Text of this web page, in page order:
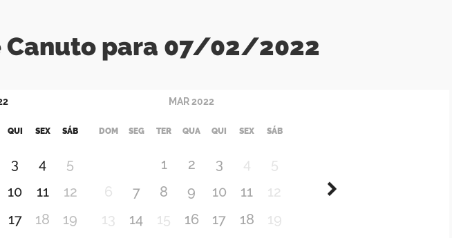
Canuto para 07/02/2022
QUI SEX SÁB
3 4
5
10 11
12
17 18
19
MAR 2022
DOM SEG TER QUA QUI SEX SÁB
1 2 3 4
5
6
7 8 9 10 11
12
13
14 15 16 17 18
19